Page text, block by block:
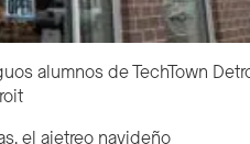
alumnos de TechTown
el ajetreo navideño